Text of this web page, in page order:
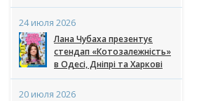
24 июля 2026
Лана Чубаха презентує
стендап «Котозалежність»
в Одесі, Дніпрі та Харкові
20 июля 2026